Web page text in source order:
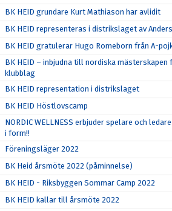
BK HEID grundare Kurt Mathiason har avlidit
BK HEID representeras i distrikslaget av
BK HEID gratulerar Hugo Romeborn från A-
BK HEID – inbjudna till nordiska mästerskapen
klubblag
BK HEID representation i distrikslaget
BK HEID Höstlovscamp
NORDIC WELLNESS erbjuder spelare och
i form!!
Föreningsläger 2022
BK Heid årsmöte 2022 (påminnelse)
BK HEID - Riksbyggen Sommar Camp 2022
BK HEID kallar till årsmöte 2022